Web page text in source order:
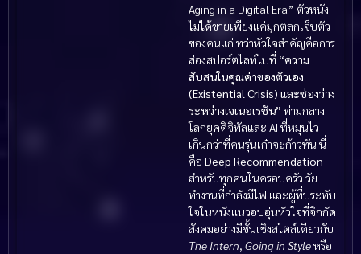
Aging in a Digital Era” ตัวหนัง
ไม่ได้ขายเพียงแค่มุกตลกเจ็บตัว
ของคนแก่ ทว่าหัวใจสำคัญคือการ
ส่องสปอร์ตไลท์ไปที่ “ความ
สับสนในคุณค่าของตัวเอง
(Existential Crisis) และช่องว่าง
ระหว่างเจเนอเรชัน” ท่ามกลาง
โลกยุคดิจิทัลและ AI ที่หมุนไว
เกินกว่าที่คนรุ่นเก๋าจะก้าวทัน นี่
คือ Deep Recommendation
สำหรับทุกคนในครอบครัว วัย
ทำงานที่กำลังมีไฟ และผู้ที่ประทับ
ใจในหนังแนวอบอุ่นหัวใจที่จิกกัด
สังคมอย่างมีชั้นเชิงสไตล์เดียวกับ
The Intern, Going in Styleหรือ